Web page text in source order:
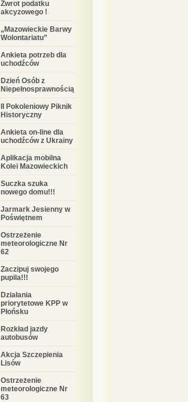
Zwrot podatku
akcyzowego !
„Mazowieckie Barwy
Wolontariatu”
Ankieta potrzeb dla
uchodźców
Dzień Osób z
Niepełnosprawnością
II Pokoleniowy Piknik
Historyczny
Ankieta on-line dla
uchodźców z Ukrainy
Aplikacja mobilna
Kolei Mazowieckich
Suczka szuka
nowego domu!!!
Jarmark Jesienny w
Poświętnem
Ostrzeżenie
meteorologiczne Nr
62
Zaczipuj swojego
pupila!!!
Działania
priorytetowe KPP w
Płońsku
Rozkład jazdy
autobusów
Akcja Szczepienia
Lisów
Ostrzeżenie
meteorologiczne Nr
63